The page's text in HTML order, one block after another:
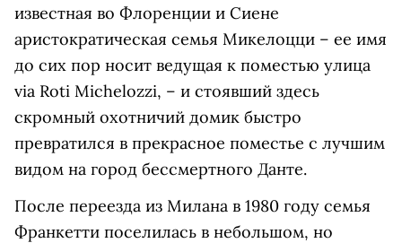
известная во Флоренции и Сиене
аристократическая семья Микелоцци – ее имя
до сих пор носит ведущая к поместью улица
via Roti Michelozzi, – и стоявший здесь
скромный охотничий домик быстро
превратился в прекрасное поместье с лучшим
видом на город бессмертного Данте.
После переезда из Милана в 1980 году семья
Франкетти поселилась в небольшом, но